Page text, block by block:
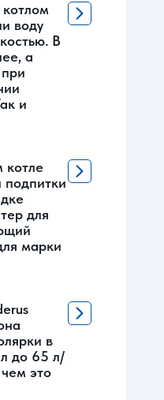
воду
В
а
и
котле
подпитки
для
марки
в
до 65 л/
чем это